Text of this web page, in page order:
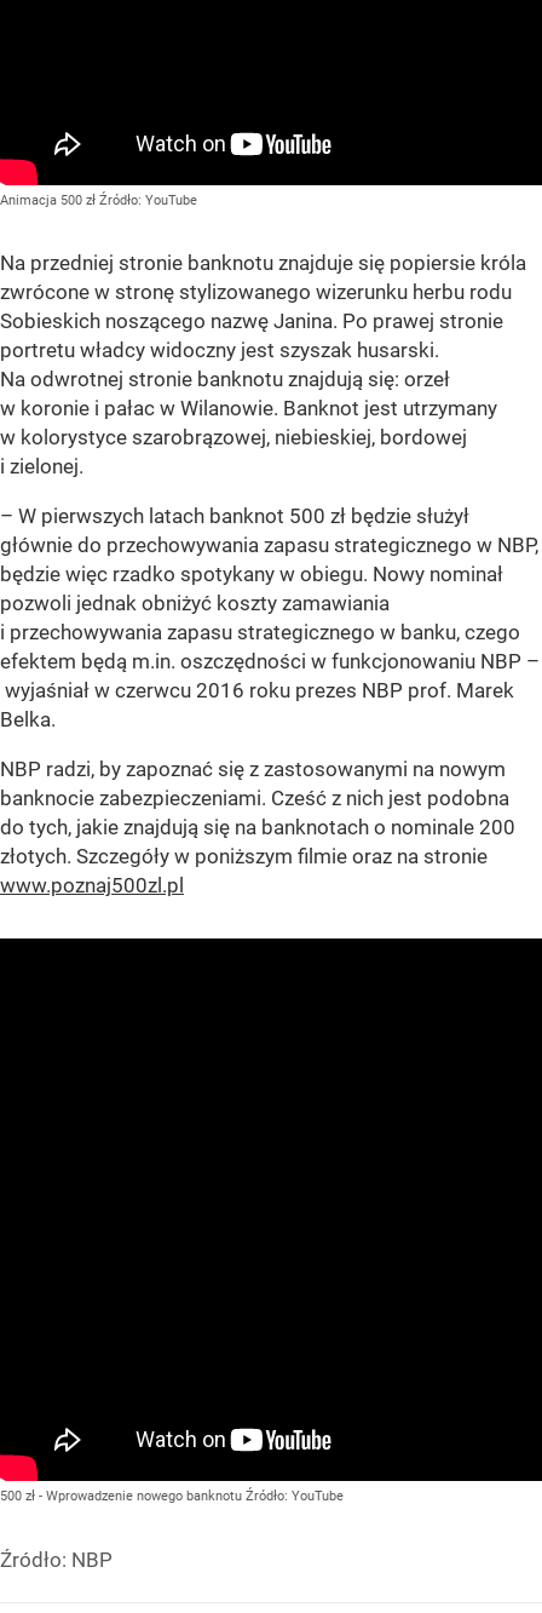
Animacja 500 zł Źródło: YouTube
Na przedniej stronie banknotu znajduje się popiersie króla
zwrócone w stronę stylizowanego wizerunku herbu rodu
Sobieskich noszącego nazwę Janina. Po prawej stronie
portretu władcy widoczny jest szyszak husarski.
Na odwrotnej stronie banknotu znajdują się: orzeł
w koronie i pałac w Wilanowie. Banknot jest utrzymany
w kolorystyce szarobrązowej, niebieskiej, bordowej
i zielonej.
– W pierwszych latach banknot 500 zł będzie służył
głównie do przechowywania zapasu strategicznego w NBP,
będzie więc rzadko spotykany w obiegu. Nowy nominał
pozwoli jednak obniżyć koszty zamawiania
i przechowywania zapasu strategicznego w banku, czego
efektem będą m.in. oszczędności w funkcjonowaniu NBP –
wyjaśniał w czerwcu 2016 roku prezes NBP prof. Marek
Belka.
NBP radzi, by zapoznać się z zastosowanymi na nowym
banknocie zabezpieczeniami. Cześć z nich jest podobna
do tych, jakie znajdują się na banknotach o nominale 200
złotych. Szczegóły w poniższym filmie oraz na stronie
www.poznaj500zl.pl
500 zł - Wprowadzenie nowego banknotu Źródło: YouTube
Źródło: NBP